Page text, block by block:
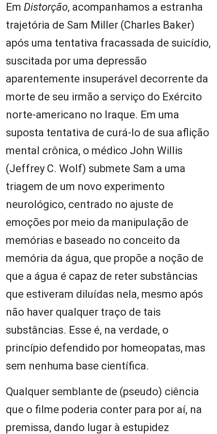
Em Distorção, acompanhamos a estranha
trajetória de Sam Miller (Charles Baker)
após uma tentativa fracassada de suicídio,
suscitada por uma depressão
aparentemente insuperável decorrente da
morte de seu irmão a serviço do Exército
norte-americano no Iraque. Em uma
suposta tentativa de curá-lo de sua aflição
mental crônica, o médico John Willis
(Jeffrey C. Wolf) submete Sam a uma
triagem de um novo experimento
neurológico, centrado no ajuste de
emoções por meio da manipulação de
memórias e baseado no conceito da
memória da água, que propõe a noção de
que a água é capaz de reter substâncias
que estiveram diluídas nela, mesmo após
não haver qualquer traço de tais
substâncias. Esse é, na verdade, o
princípio defendido por homeopatas, mas
sem nenhuma base científica.
Qualquer semblante de (pseudo) ciência
que o filme poderia conter para por aí, na
premissa, dando lugar à estupidez